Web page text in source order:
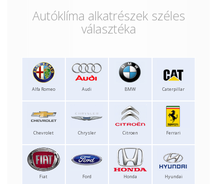
Autóklíma alkatrészek széles
választéka
Alfa Romeo Audi BMW Caterpillar
Chevrolet Chrysler Citroen Ferrari
Fiat Ford Honda Hyundai